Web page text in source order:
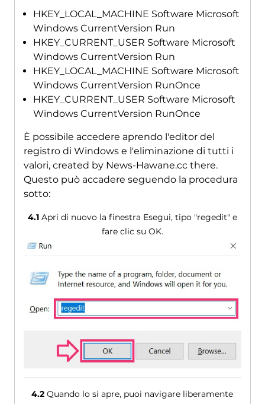
HKEY_LOCAL_MACHINE Software Microsoft
Windows CurrentVersion Run
HKEY_CURRENT_USER Software Microsoft
Windows CurrentVersion Run
HKEY_LOCAL_MACHINE Software Microsoft
Windows CurrentVersion RunOnce
HKEY_CURRENT_USER Software Microsoft
Windows CurrentVersion RunOnce
È possibile accedere aprendo l'editor del
registro di Windows e l'eliminazione di tutti i
valori, created by News-Hawane.cc there.
Questo può accadere seguendo la procedura
sotto:
4.1Apri di nuovo la finestra Esegui, tipo "regedit" e
fare clic su OK.
4.2 Quando lo si apre, puoi navigare liberamente